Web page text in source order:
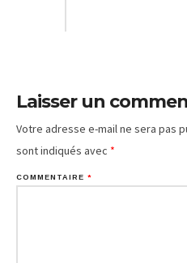
Laisser un
Votre adresse e-mail ne sera pas
sont indiqués avec *
COMMENTAIRE *